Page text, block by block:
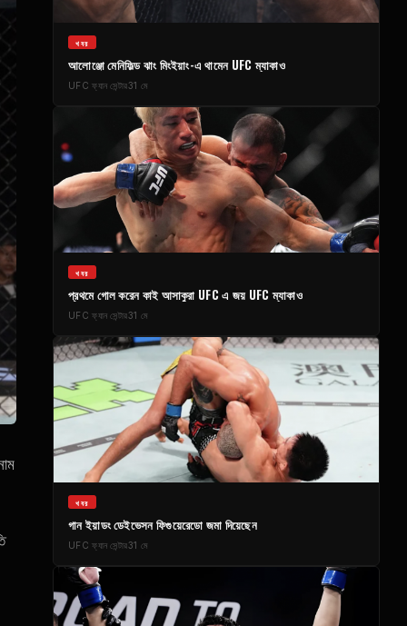
খবর
আলোঞ্জো মেনিফিল্ড ঝাং মিংইয়াং-এ থামেন UFC ম্যাকাও
UFC ফ্যান সেন্টার31 মে
খবর
প্রথমে গোল করেন কাই আসাকুরা UFC এ জয় UFC ম্যাকাও
UFC ফ্যান সেন্টার31 মে
খবর
গান ইয়াডং ডেইভেসন ফিগুয়েরেডো জমা দিয়েছেন
UFC ফ্যান সেন্টার31 মে